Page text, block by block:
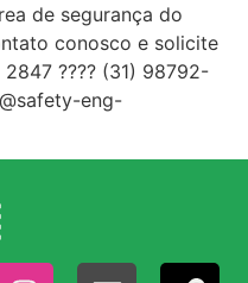
de segurança do
conosco e solicite
2847 ???? (31) 98792-
eng-